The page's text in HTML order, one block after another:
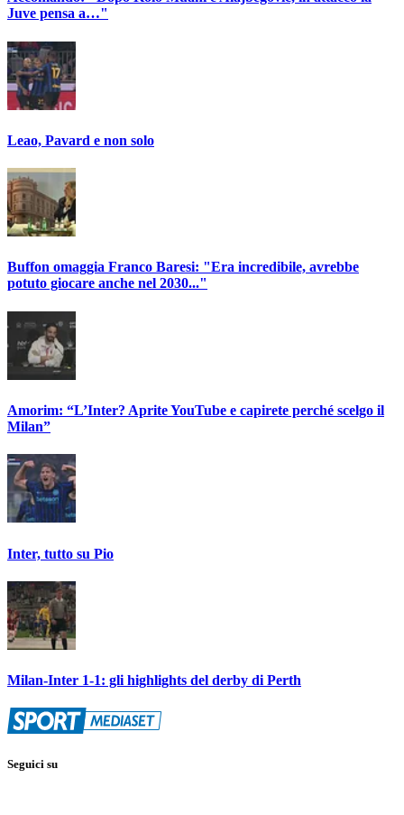
Juve pensa a…"
Leao, Pavard e non solo
Buffon omaggia Franco Baresi: "Era incredibile, avrebbe
potuto giocare anche nel 2030..."
Amorim: “L’Inter? Aprite YouTube e capirete perché scelgo il
Milan”
Inter, tutto su Pio
Milan-Inter 1-1: gli highlights del derby di Perth
Seguici su